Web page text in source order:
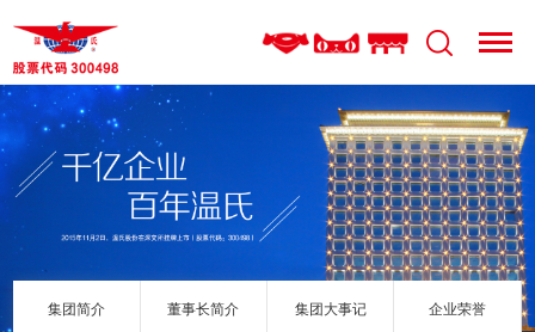
集团简介 董事长简介 集团大事记 企业荣誉